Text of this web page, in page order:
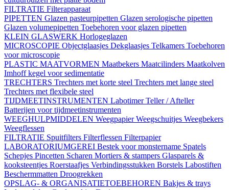
FILTRATIE Filterapparaat
PIPETTEN Glazen pasteurpipetten Glazen serologische pipetten
Glazen volumepipetten Toebehoren voor glazen pipetten
KLEIN GLASWERK Horlogeglazen
MICROSCOPIE Objectglaasjes Dekglaasjes Telkamers Toebehoren
voor microscopie
PLASTIC MAATVORMEN Maatbekers Maatcilinders Maatkolven
Imhoff kegel voor sedimentatie
TRECHTERS Trechters met korte steel Trechters met lange steel
Trechters met flexibele steel
TIJDMEETINSTRUMENTEN LabotimerTeller / Afteller
Batterijen voor tijdmeetinstrumenten
WEEGHULPMIDDELEN WeegpapierWeegschuitjes Weegbekers
Weegflessen
FILTRATIE Spuitfilters Filterflessen Filterpapier
LABORATORIUMGEREI Bestek voor monstername Spatels
Schepjes Pincetten Scharen Mortiers & stampers Glasparels &
kooksteentjes Roerstaafjes Verbindingsstukken Borstels Labostiften
Beschermmatten Droogrekken
OPSLAG- & ORGANISATIETOEBEHOREN Bakjes & trays